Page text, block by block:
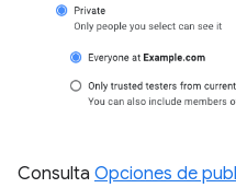
Consulta Opciones de